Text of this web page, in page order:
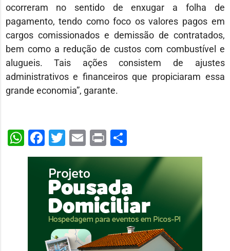
ocorreram no sentido de enxugar a folha de
pagamento, tendo como foco os valores pagos em
cargos comissionados e demissão de contratados,
bem como a redução de custos com combustível e
alugueis. Tais ações consistem de ajustes
administrativos e financeiros que propiciaram essa
grande economia”, garante.
WhatsApp
Facebook
Twitter
Email
PrintShare